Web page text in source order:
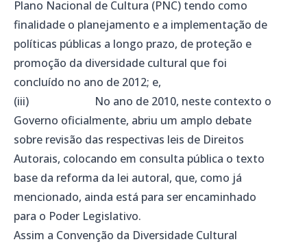
Plano Nacional de Cultura (PNC) tendo como
finalidade o planejamento e a implementação de
políticas públicas a longo prazo, de proteção e
promoção da diversidade cultural que foi
concluído no ano de 2012; e,
(iii) No ano de 2010, neste contexto o
Governo oficialmente, abriu um amplo debate
sobre revisão das respectivas leis de Direitos
Autorais, colocando em consulta pública o texto
base da reforma da lei autoral, que, como já
mencionado, ainda está para ser encaminhado
para o Poder Legislativo.
Assim a Convenção da Diversidade Cultural